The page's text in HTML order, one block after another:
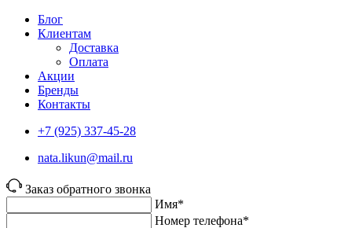
Блог
Клиентам
Доставка
Оплата
Акции
Бренды
Контакты
+7 (925) 337-45-28
nata.likun@mail.ru
Заказ обратного звонка
Имя*
Номер телефона*